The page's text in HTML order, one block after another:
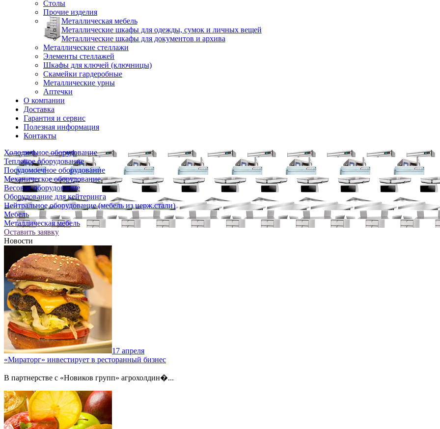
Столы
Прочие изделия
Металлическая мебель
Металлические шкафы для одежды, сумок и личных вещей
Металлические шкафы для документов и архива
Металлические стеллажи
Элементы стеллажей
Шкафы для ключей (ключницы)
Скамейки гардеробные
Металлические урны
Аптечки
О компании
Доставка
Гарантия и сервис
Полезная информация
Контакты
Холодильное оборудование
Тепловое оборудование
Посудомоечное оборудование
Механическое оборудование
Весовое оборудование
Оборудование для кейтеринга
Нейтральное оборудование (мебель из нерж.стали)
Мебель
Металлическая мебель
Оставить заявку
Новости
17 апреля
«Мираторг» инвестирует в ресторанный бизнес
В партнерстве с «Новиков групп» агрохолдин�...